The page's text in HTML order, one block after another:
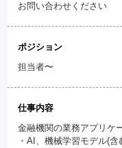
お問い合わせください
ポジション
担当者〜
仕事内容
金融機関の業務アプリケ
・AI、機械学習モデル(